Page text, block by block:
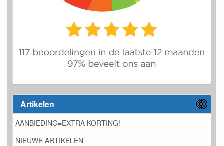
Artikelen
AANBIEDING=EXTRA KORTING!
NIEUWE ARTIKELEN